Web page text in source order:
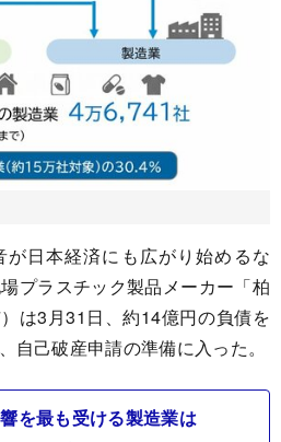
日本経済にも広がり始めるな
プラスチック製品メーカー「柏
は3月31日、約14億円の負債を
自己破産申請の準備に入った。
を最も受ける製造業は